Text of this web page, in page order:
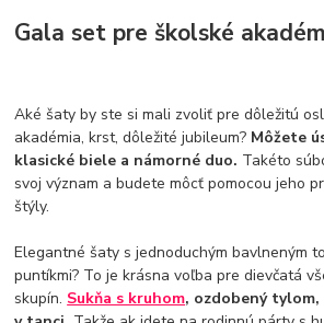
Gala set pre školské
Aké šaty by ste si mali zvoliť pre dôležitú
akadémia, krst, dôležité jubileum? Môžete
klasické biele a námorné duo. Takéto
svoj význam a budete môcť pomocou jeho
štýly.
Elegantné šaty s jednoduchým bavlneným
puntíkmi? To je krásna voľba pre dievčatá
skupín. Sukňa s kruhom, ozdobený